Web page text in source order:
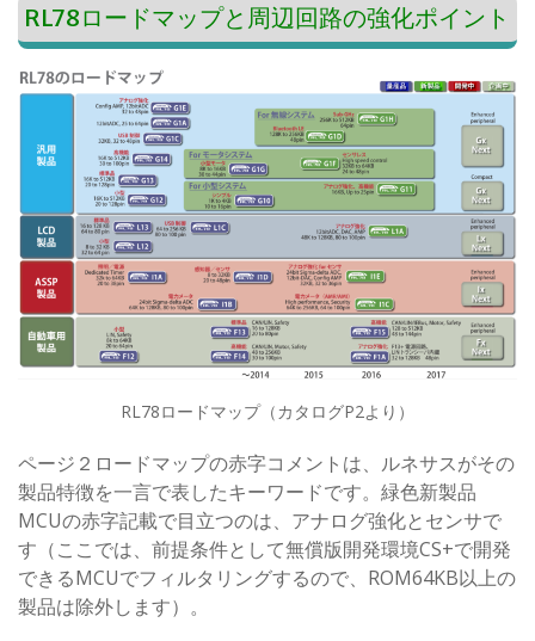
RL78ロードマップと周辺回路の強化ポイント
RL78ロードマップ（カタログP2より）
ページ２ロードマップの赤字コメントは、ルネサスがその
製品特徴を一言で表したキーワードです。緑色新製品
MCUの赤字記載で目立つのは、アナログ強化とセンサで
す（ここでは、前提条件として無償版開発環境CS+で開発
できるMCUでフィルタリングするので、ROM64KB以上の
製品は除外します）。